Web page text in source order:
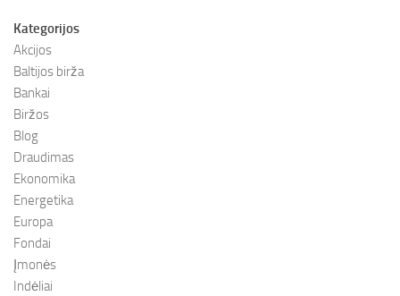
Kategorijos
Akcijos
Baltijos birža
Bankai
Biržos
Blog
Draudimas
Ekonomika
Energetika
Europa
Fondai
Įmonės
Indėliai